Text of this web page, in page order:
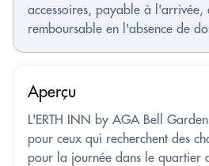
accessoires, payable à l'arrivée,
remboursable en l'absence de
Aperçu
L'ERTH INN by AGA Bell
pour ceux qui recherchent des
pour la journée dans le quartier